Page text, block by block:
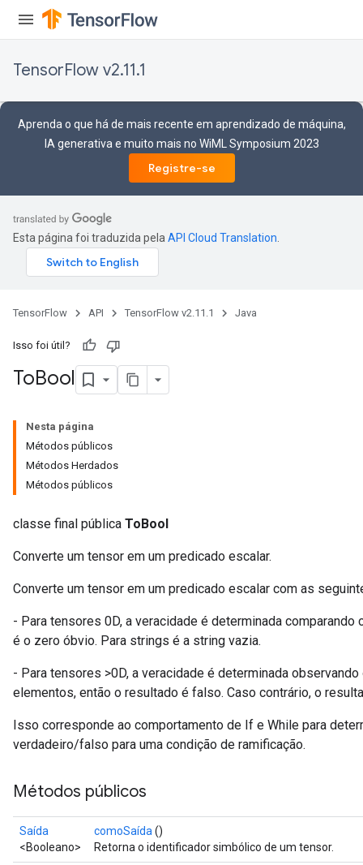
TensorFlow v2.11.1
Aprenda o que há de mais recente em aprendizado de máquina,
IA generativa e muito mais no WiML Symposium 2023
Registre-se
Esta página foi traduzida pela API Cloud Translation
TensorFlow API TensorFlow v2.11.1 Java
Isso foi útil?
ToBool
Nesta página
Métodos públicos
Métodos Herdados
Métodos públicos
classe final pública ToBool
Converte um tensor em um predicado escalar.
Converte um tensor em um predicado escalar com as
- Para tensores 0D, a veracidade é determinada
é o zero óbvio. Para strings é a string vazia.
- Para tensores >0D, a veracidade é determinada
elementos, então o resultado é falso. Caso contrário, o
Isso corresponde ao comportamento de If e While para
verdadeiro/falso para uma condição de ramificação.
Métodos públicos
Saída
<Booleano>
comoSaída ()
Retorna o identificador simbólico de um tensor.